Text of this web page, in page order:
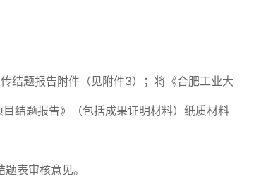
结题报告附件（见附件3）；将《合肥工业大
结题报告》（包括成果证明材料）纸质材料
表审核意见。